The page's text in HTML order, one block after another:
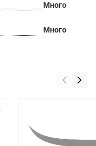
Много
Много